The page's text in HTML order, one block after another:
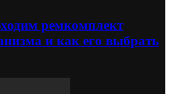
ремкомплект
и как его выбрать